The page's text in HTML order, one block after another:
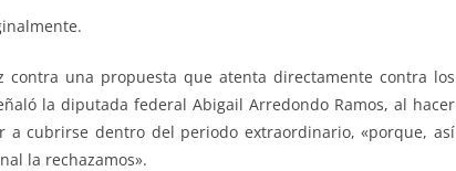
contra una propuesta que atenta directamente contra los
la diputada federal Abigail Arredondo Ramos, al hacer
cubrirse dentro del periodo extraordinario, «porque, así
la rechazamos».